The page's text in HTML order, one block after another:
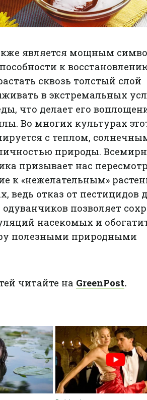
является мощным
к
сквозь толстый слой
в экстремальных
что делает его
Во многих культурах
с теплом,
природы.
призывает нас
к «нежелательным»
ведь отказ от пестицидов
позволяет
насекомых и
полезными природными
читайте на GreenPost.